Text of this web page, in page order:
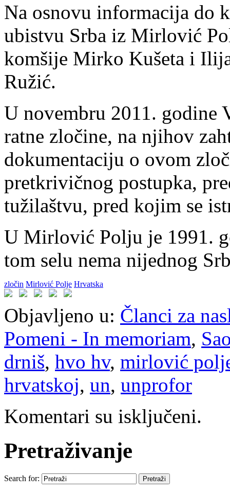
Na osnovu informacija do
ubistvu Srba iz Mirlović
komšije Mirko Kušeta i
Ružić.
U novembru 2011. godine
ratne zločine, na njihov
dokumentaciju o ovom
pretkrivičnog postupka,
tužilaštvu, pred kojim se
U Mirlović Polju je 1991.
tom selu nema nijednog
zločin Mirlović Polje Hrvatska
Objavljeno u: Članci za
Pomeni - In memoriam,
drniš, hvo hv, mirlović
hrvatskoj, un, unprofor
Komentari su isključeni.
Pretraživanje
Search for: